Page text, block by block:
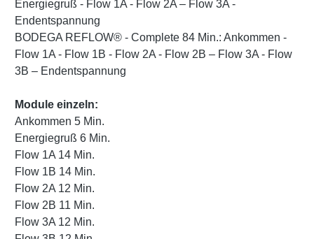
Energiegruß - Flow 1A - Flow 2A – Flow 3A -
Endentspannung
BODEGA REFLOW® - Complete 84 Min.: Ankommen -
Flow 1A - Flow 1B - Flow 2A - Flow 2B – Flow 3A - Flow
3B – Endentspannung
Module einzeln:
Ankommen 5 Min.
Energiegruß 6 Min.
Flow 1A 14 Min.
Flow 1B 14 Min.
Flow 2A 12 Min.
Flow 2B 11 Min.
Flow 3A 12 Min.